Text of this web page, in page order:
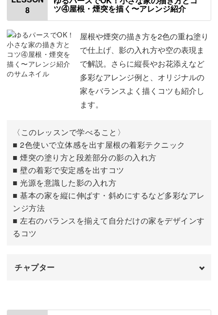
ガラスを塗る
窓とドアを仕上げる 06:17
花や階段を描く 12:58
8
ツ④屋根・煙突を描く〜アレンジ紹介
屋根や煙突の描き方を2色の重ね塗り
で仕上げ、影の入れ方や空の表現ま
で解説。さらに縦長やお花添えなど
多彩なアレンジ例と、オリジナルの
家をバランスよく描くコツも紹介し
ます。
〈このレッスンで学べること〉
■ 2色使いで立体感を出す屋根の着彩テクニック
■ 煙突の塗り方と段差部分の影の入れ方
■ 壁の着彩で安定感を出すコツ
■ 光源を意識した影の入れ方
■ 基本の家を縦に伸ばす・斜めにするなど多彩なアレ
ンジ方法
■ 左右のバランスを揃えて自分だけの家をデザインす
るコツ
チャプター
屋根と煙突を描く